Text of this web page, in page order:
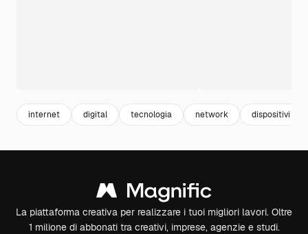
internet digital tecnologia network dispositivi
La piattaforma creativa per realizzare i tuoi migliori lavori. Oltre
1 milione di abbonati tra creativi, imprese, agenzie e studi.